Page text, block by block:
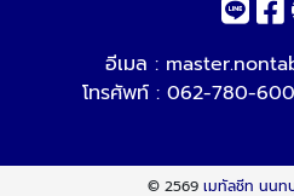
อีเมล :
โทรศัพท์ : 062-780-
© 2569 เมทัลชีท นนท